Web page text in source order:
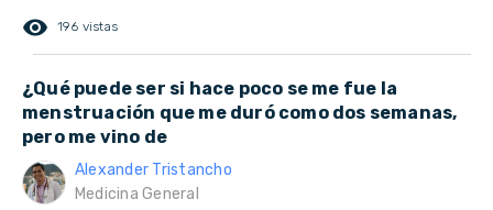
remove_red_eye 196 vistas
¿Qué puede ser si hace poco se me fue la
menstruación que me duró como dos semanas,
pero me vino de
Alexander Tristancho
Medicina General